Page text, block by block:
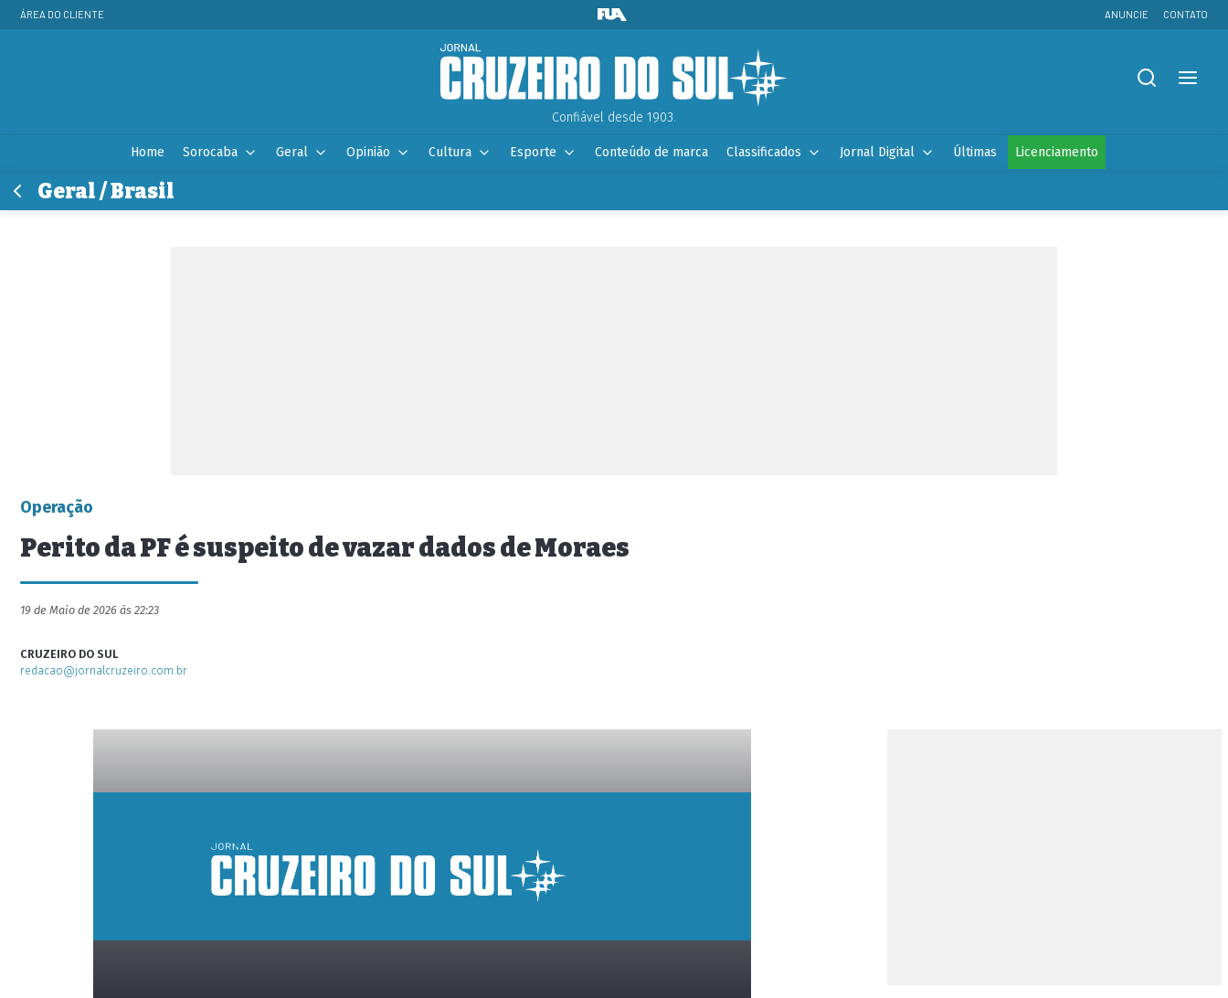
ÁREA DO CLIENTE ANUNCIE CONTATO
Confiável desde 1903.
Home Sorocaba Geral Opinião Cultura Esporte Conteúdo de marca Classificados Jornal Digital Últimas Licenciamento
Geral / Brasil
Operação
Perito da PF é suspeito de vazar dados de Moraes
19 de Maio de 2026 às 22:23
CRUZEIRO DO SUL
redacao@jornalcruzeiro.com.br